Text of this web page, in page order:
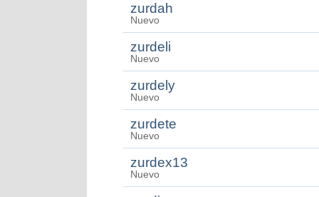
zurdah
Nuevo
zurdeli
Nuevo
zurdely
Nuevo
zurdete
Nuevo
zurdex13
Nuevo